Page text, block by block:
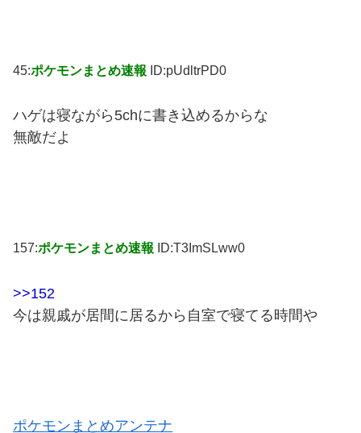
45:ポケモンまとめ速報 ID:pUdltrPD0
ハゲは寝ながら5chに書き込めるからな
無敵だよ
157:ポケモンまとめ速報 ID:T3ImSLww0
>>152
今は親戚が居間に居るから自室で寝てる時間や
ポケモンまとめアンテナ